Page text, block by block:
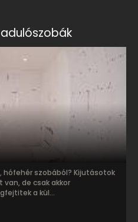
hófehér szobából? Kijutásotok
de csak akkor
a kül...